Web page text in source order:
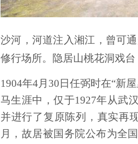
沙河，河道注入湘江，曾可
修行场所。隐居山桃花洞戏
1904年4月 30 日任弼时在“新
马生涯中，仅于1927年从武
并进行了复原陈列，真实再
月，故居被国务院公布为全